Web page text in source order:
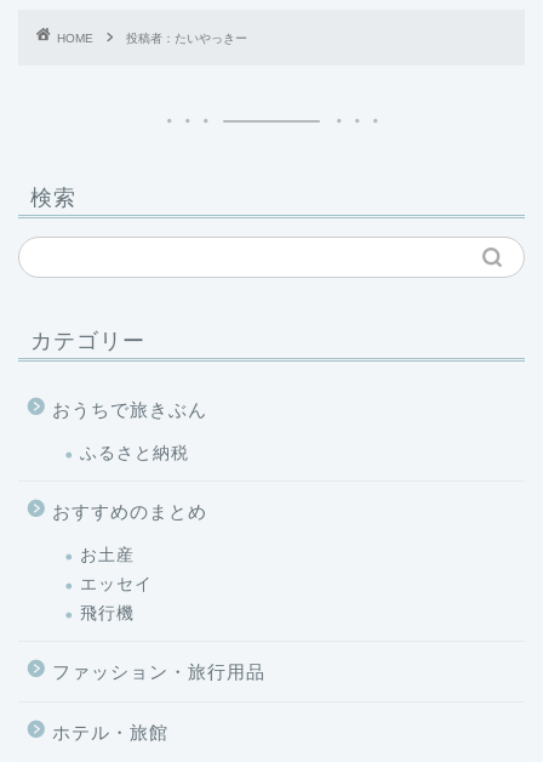
HOME 投稿者：たいやっきー
検索
カテゴリー
おうちで旅きぶん
ふるさと納税
おすすめのまとめ
お土産
エッセイ
飛行機
ファッション・旅行用品
ホテル・旅館